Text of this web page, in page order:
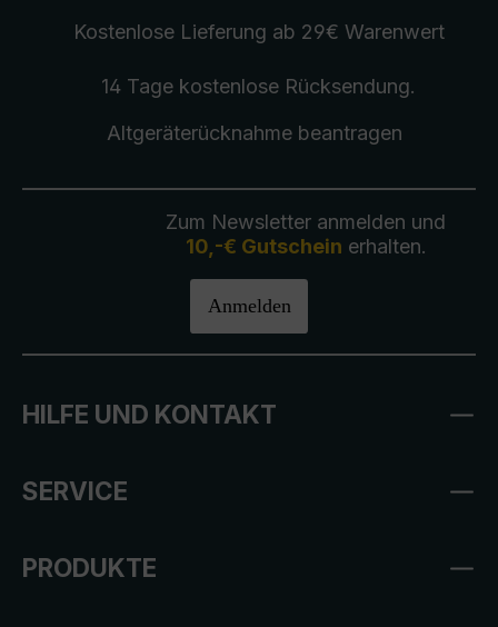
Kostenlose Lieferung ab 29€ Warenwert
14 Tage kostenlose Rücksendung.
Altgeräterücknahmebeantragen
Zum Newsletter anmelden und
10,-€ Gutschein erhalten.
Anmelden
HILFE UND KONTAKT
SERVICE
PRODUKTE